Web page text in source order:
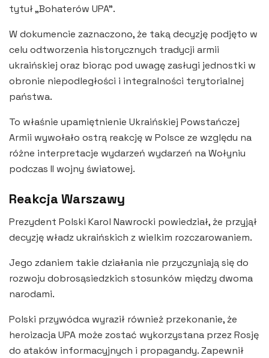
tytuł „Bohaterów UPA”.
W dokumencie zaznaczono, że taką decyzję podjęto w
celu odtworzenia historycznych tradycji armii
ukraińskiej oraz biorąc pod uwagę zasługi jednostki w
obronie niepodległości i integralności terytorialnej
państwa.
To właśnie upamiętnienie Ukraińskiej Powstańczej
Armii wywołało ostrą reakcję w Polsce ze względu na
różne interpretacje wydarzeń wydarzeń na Wołyniu
podczas II wojny światowej.
Reakcja Warszawy
Prezydent Polski Karol Nawrocki powiedział, że przyjął
decyzję władz ukraińskich z wielkim rozczarowaniem.
Jego zdaniem takie działania nie przyczyniają się do
rozwoju dobrosąsiedzkich stosunków między dwoma
narodami.
Polski przywódca wyraził również przekonanie, że
heroizacja UPA może zostać wykorzystana przez Rosję
do ataków informacyjnych i propagandy. Zapewnił